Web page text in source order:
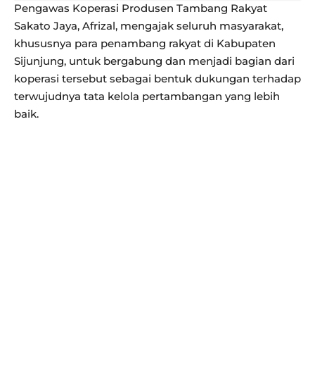
Pengawas Koperasi Produsen Tambang Rakyat
Sakato Jaya, Afrizal, mengajak seluruh masyarakat,
khususnya para penambang rakyat di Kabupaten
Sijunjung, untuk bergabung dan menjadi bagian dari
koperasi tersebut sebagai bentuk dukungan terhadap
terwujudnya tata kelola pertambangan yang lebih
baik.